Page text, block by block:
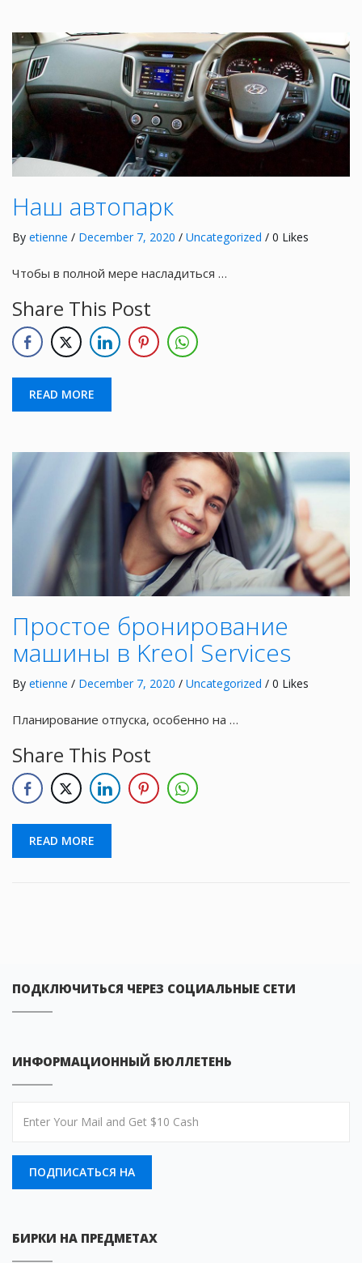
Наш автопарк
By etienne / December 7, 2020 / Uncategorized / 0 Likes
Чтобы в полной мере насладиться …
Share This Post
READ MORE
Простое бронирование
машины в Kreol Services
By etienne / December 7, 2020 / Uncategorized / 0 Likes
Планирование отпуска, особенно на …
Share This Post
READ MORE
ПОДКЛЮЧИТЬСЯ ЧЕРЕЗ СОЦИАЛЬНЫЕ СЕТИ
ИНФОРМАЦИОННЫЙ БЮЛЛЕТЕНЬ
ПОДПИСАТЬСЯ НА
БИРКИ НА ПРЕДМЕТАХ